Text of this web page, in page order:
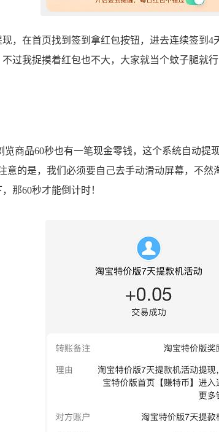
，在首页找到签到拿红包按钮，进去连续签到4
过我捉摸着红包也不大，大家就当个蚊子腿就
商品60秒也有一笔现金零钱，这个系统自动提
意的是，我们必须要自己去手动滑动屏幕，不
那60秒才能倒计时！